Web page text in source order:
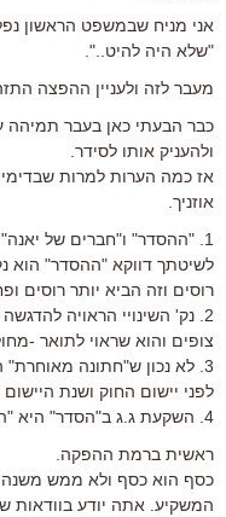
אני מניח שבמשפט הראשון
"שלא היה להיט..".
מעבר לזה ולעניין ההפצה
כבר הבעתי כאן בעבר תמיהה
ולהעניק אותו לסידר.
אוזניך.
לשיטתך דווקא "ההסדר" הוא
רוסים וזה הביא יותר רוסים
צופים והוא שראוי לתואר -
3. לא נכון ש"חתונה
לפני יישום החוק ושנת
4. השקעת ג.ג ב"הסדר" היא "הבדל עצום" ו"נקודת מפנה היסטורית"? האומנם?
ראשית ברמת ההפקה.
כסף הוא כסף ולא ממש משנה
המשקיע. אתה יודע בוודאות